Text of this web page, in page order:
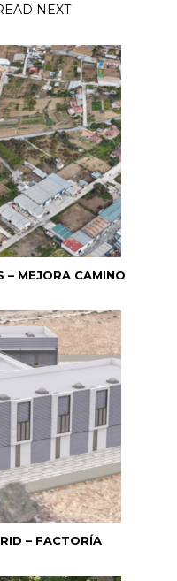
NEXT
– MEJORA CAMINO
– FACTORÍA